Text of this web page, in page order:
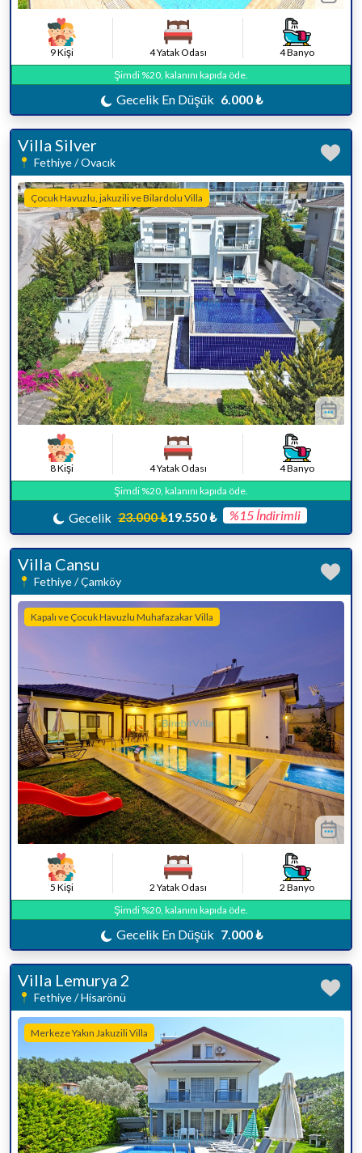
9 Kişi 4 Yatak Odası
4 Banyo
Şimdi %20, kalanını kapıda öde.
Gecelik En Düşük 6.000 ₺
Villa Silver
Fethiye / Ovacık
Çocuk Havuzlu, jakuzili ve Bilardolu Villa
8 Kişi 4 Yatak Odası
4 Banyo
Şimdi %20, kalanını kapıda öde.
Gecelik 23.000 ₺19.550 ₺ %15 İndirimli
Villa Cansu
Fethiye / Çamköy
Kapalı ve Çocuk Havuzlu Muhafazakar Villa
5 Kişi 2 Yatak Odası
2 Banyo
Şimdi %20, kalanını kapıda öde.
Gecelik En Düşük 7.000 ₺
Villa Lemurya 2
Fethiye / Hisarönü
Merkeze Yakın Jakuzili Villa